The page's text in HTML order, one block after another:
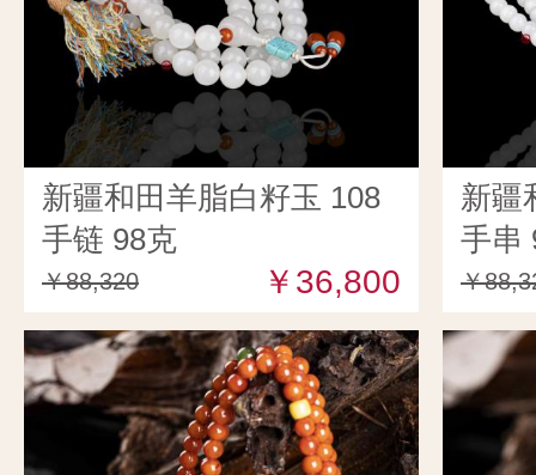
新疆和田羊脂白籽玉 108
手链 98克
￥88,320 ￥36,800
新疆
手串
￥